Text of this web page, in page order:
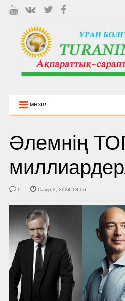
МӘЗІР
Әлемнің
0 Сәуір 2, 2024 18:06